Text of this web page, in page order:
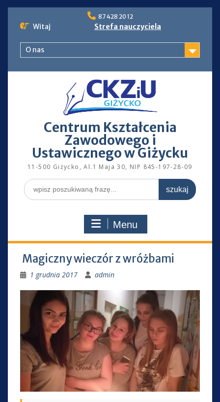
to
87 428 20 12
Witaj Strefa nauczyciela
O nas
Centrum Kształcenia
Zawodowego i
Ustawicznego w Giżycku
11-500 Giżycko, Al.1 Maja 30, NIP 845-197-28-09
Search
for:
Menu
Magiczny wieczór z wróżbami
1 grudnia 2017 admin